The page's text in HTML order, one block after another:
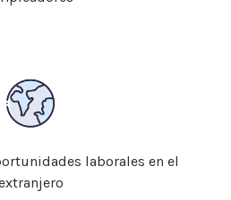
laborales en el